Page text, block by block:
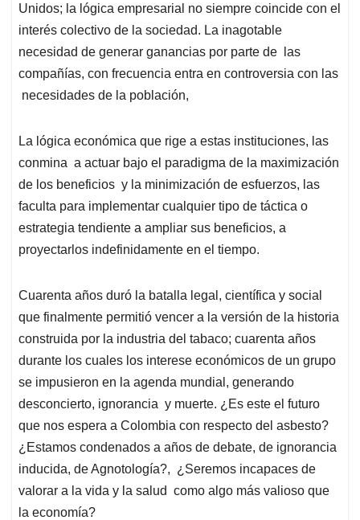
Unidos; la lógica empresarial no siempre coincide con el
interés colectivo de la sociedad. La inagotable
necesidad de generar ganancias por parte de las
compañías, con frecuencia entra en controversia con las
necesidades de la población,
La lógica económica que rige a estas instituciones, las
conmina a actuar bajo el paradigma de la maximización
de los beneficios y la minimización de esfuerzos, las
faculta para implementar cualquier tipo de táctica o
estrategia tendiente a ampliar sus beneficios, a
proyectarlos indefinidamente en el tiempo.
Cuarenta años duró la batalla legal, científica y social
que finalmente permitió vencer a la versión de la historia
construida por la industria del tabaco; cuarenta años
durante los cuales los interese económicos de un grupo
se impusieron en la agenda mundial, generando
desconcierto, ignorancia y muerte. ¿Es este el futuro
que nos espera a Colombia con respecto del asbesto?
¿Estamos condenados a años de debate, de ignorancia
inducida, de Agnotología?, ¿Seremos incapaces de
valorar a la vida y la salud como algo más valioso que
la economía?